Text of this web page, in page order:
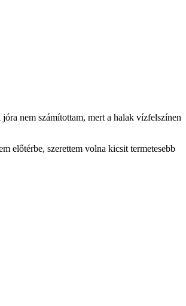
nem számítottam, mert a halak vízfelszínen
előtérbe, szerettem volna kicsit termetesebb